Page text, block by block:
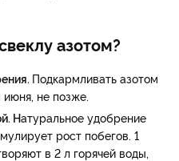
азотом?
Подкармливать азотом
не позже.
Натуральное удобрение
рост побегов. 1
в 2 л горячей воды,